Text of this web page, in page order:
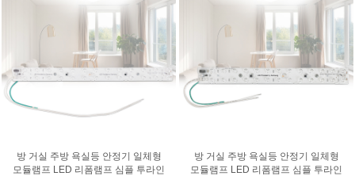
방 거실 주방 욕실등 안정기 일체형
모듈램프 LED 리폼램프 심플 투라인
방 거실 주방 욕실등 안정기 일체형
모듈램프 LED 리폼램프 심플 투라인